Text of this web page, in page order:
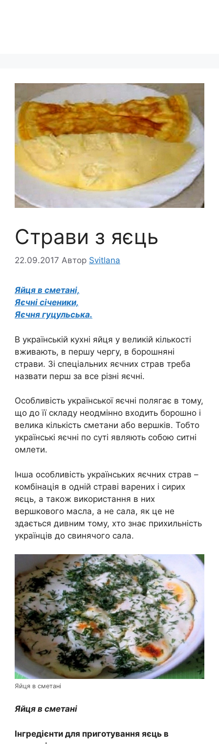
Страви з яєць
22.09.2017 Автор Svitlana
Яйця в сметані,
Яєчні січеники,
Яєчня гуцульська.
В українській кухні яйця у великій кількості
вживають, в першу чергу, в борошняні
страви. Зі спеціальних яєчних страв треба
назвати перш за все різні яєчні.
Особливість української яєчні полягає в тому,
що до її складу неодмінно входить борошно і
велика кількість сметани або вершків. Тобто
українські яєчні по суті являють собою ситні
омлети.
Інша особливість українських яєчних страв –
комбінація в одній страві варених і сирих
яєць, а також використання в них
вершкового масла, а не сала, як це не
здається дивним тому, хто знає прихильність
українців до свинячого сала.
Яйця в сметані
Яйця в сметані
Інгредієнти для приготування яєць в